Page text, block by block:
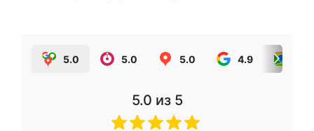
5.0 5.0 5.0 4.9
5.0 из 5